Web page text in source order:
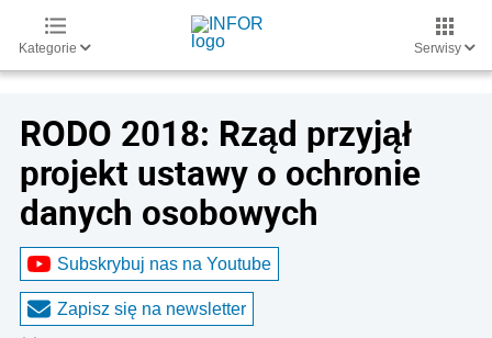
Kategorie Serwisy
RODO 2018: Rząd przyjął
projekt ustawy o ochronie
danych osobowych
Subskrybuj nas na Youtube
Zapisz się na newsletter